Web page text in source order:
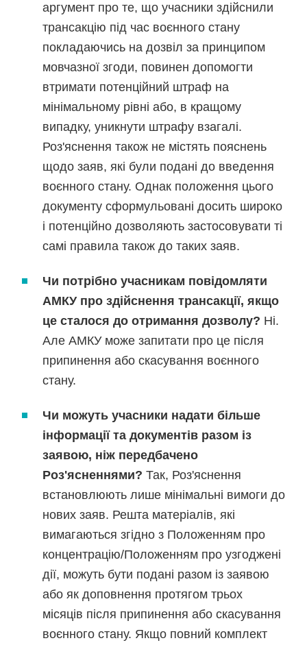
аргумент про те, що учасники здійснили
трансакцію під час воєнного стану
покладаючись на дозвіл за принципом
мовчазної згоди, повинен допомогти
втримати потенційний штраф на
мінімальному рівні або, в кращому
випадку, уникнути штрафу взагалі.
Роз'яснення також не містять пояснень
щодо заяв, які були подані до введення
воєнного стану. Однак положення цього
документу сформульовані досить широко
і потенційно дозволяють застосовувати ті
самі правила також до таких заяв.
Чи потрібно учасникам повідомляти
АМКУ про здійснення трансакції, якщо
це сталося до отримання дозволу? Ні.
Але АМКУ може запитати про це після
припинення або скасування воєнного
стану.
Чи можуть учасники надати більше
інформації та документів разом із
заявою, ніж передбачено
Роз'ясненнями? Так, Роз'яснення
встановлюють лише мінімальні вимоги до
нових заяв. Решта матеріалів, які
вимагаються згідно з Положенням про
концентрацію/Положенням про узгоджені
дії, можуть бути подані разом із заявою
або як доповнення протягом трьох
місяців після припинення або скасування
воєнного стану. Якщо повний комплект